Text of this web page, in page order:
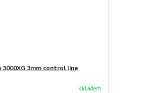
3000XG 3mm control line
skladem